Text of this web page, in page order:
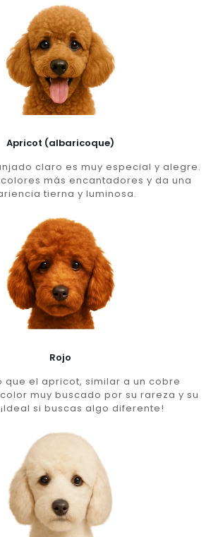
Apricot (albaricoque)
claro es muy especial y alegre.
más encantadores y da una
tierna y luminosa.
Rojo
que el apricot, similar a un cobre
muy buscado por su rareza y su
si buscas algo diferente!